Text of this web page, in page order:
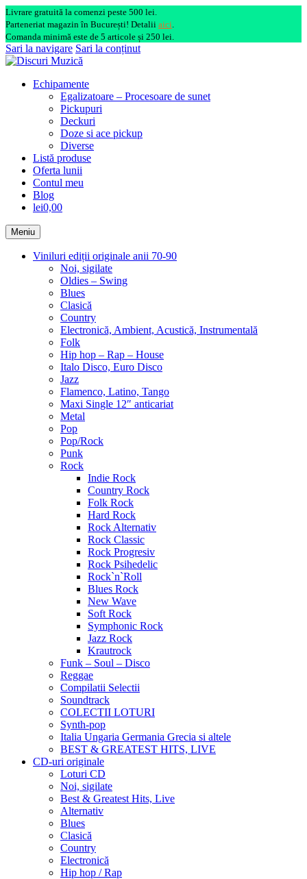
Livrare gratuită la comenzi peste 500 lei.
Parteneriat magazin în București! Detalii aici.
Comanda minimă este de 5 articole și 250 lei.
Sari la navigare Sari la conținut
Echipamente
Egalizatoare – Procesoare de sunet
Pickupuri
Deckuri
Doze si ace pickup
Diverse
Listă produse
Oferta lunii
Contul meu
Blog
lei0,00
Meniu
Viniluri ediții originale anii 70-90
Noi, sigilate
Oldies – Swing
Blues
Clasică
Country
Electronică, Ambient, Acustică, Instrumentală
Folk
Hip hop – Rap – House
Italo Disco, Euro Disco
Jazz
Flamenco, Latino, Tango
Maxi Single 12″ anticariat
Metal
Pop
Pop/Rock
Punk
Rock
Indie Rock
Country Rock
Folk Rock
Hard Rock
Rock Alternativ
Rock Classic
Rock Progresiv
Rock Psihedelic
Rock`n`Roll
Blues Rock
New Wave
Soft Rock
Symphonic Rock
Jazz Rock
Krautrock
Funk – Soul – Disco
Reggae
Compilatii Selectii
Soundtrack
COLECTII LOTURI
Synth-pop
Italia Ungaria Germania Grecia si altele
BEST & GREATEST HITS, LIVE
CD-uri originale
Loturi CD
Noi, sigilate
Best & Greatest Hits, Live
Alternativ
Blues
Clasică
Country
Electronică
Hip hop / Rap